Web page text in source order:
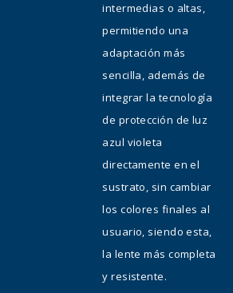
intermedias o altas,
permitiendo una
adaptación más
sencilla, además de
integrar la tecnología
de protección de luz
azul violeta
directamente en el
sustrato, sin cambiar
los colores finales al
usuario, siendo esta,
la lente más completa
y resistente.